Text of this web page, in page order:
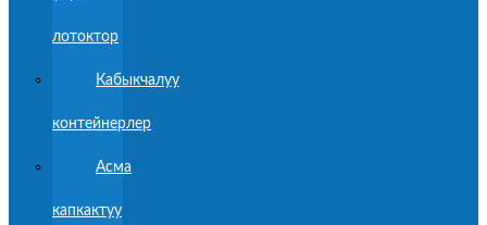
лотоктор
Кабыкчалуу
контейнерлер
Асма
капкактуу